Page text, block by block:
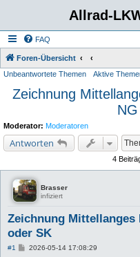
Allrad-
FAQ
Foren-Übersicht
Unbeantwortete Themen Aktive
Zeichnung
Moderator: Moderatoren
Antworten
4
Brasser
infiziert
Zeichnung Mittellanges
oder SK
#1
B2026-05-14 17:08:29